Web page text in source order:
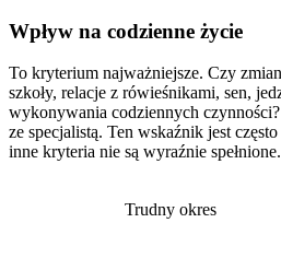
Wpływ na codzienne życie
To kryterium najważniejsze. Czy
szkoły, relacje z rówieśnikami, sen,
wykonywania codziennych
ze specjalistą. Ten wskaźnik jest
inne kryteria nie są wyraźnie spełnione.
Trudny okres